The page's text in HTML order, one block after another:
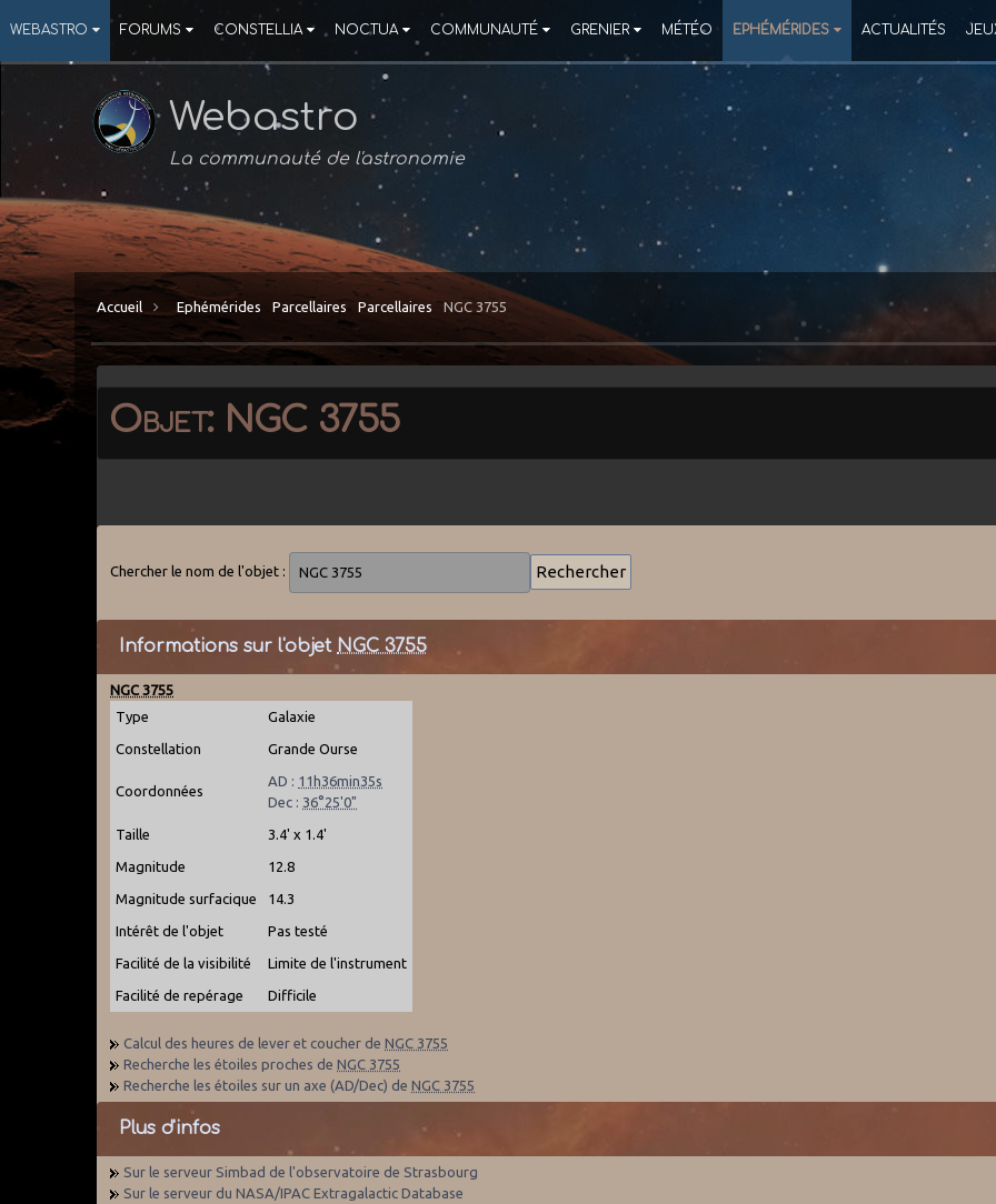
WEBASTRO FORUMS CONSTELLIA NOCTUA COMMUNAUTÉ GRENIER MÉTÉO EPHÉMÉRIDES ACTUALITÉS
Webastro
La communauté de l'astronomie
Accueil Ephémérides Parcellaires Parcellaires NGC 3755
Objet: NGC 3755
Chercher le nom de l'objet :
Informations sur l'objet NGC 3755
NGC 3755
Type
Galaxie
Constellation Grande Ourse
Coordonnées
AD : 11h36min35s
Dec : 36°25'0"
Taille 3.4' x 1.4'
Magnitude 12.8
Magnitude surfacique 14.3
Intérêt de l'objet Pas testé
Facilité de la visibilité Limite de l'instrument
Facilité de repérage Difficile
Calcul des heures de lever et coucher deNGC 3755
Recherche les étoiles proches deNGC 3755
Recherche les étoiles sur un axe (AD/Dec) deNGC 3755
Plus d'infos
Sur le serveur Simbad de l'observatoire de Strasbourg
Sur le serveur du NASA/IPAC Extragalactic Database